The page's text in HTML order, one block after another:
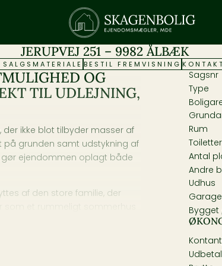
JERUPVEJ 251 – 9982 ÅLBÆK
BESTIL FREMVISNING
OG
TIL UDLEJNING,
ikke blot tilbyder masser af
grunden samt udstykning af
ejendommen oplagt både
af den store familie, der
eller udlejning til store
Sagsnr
Type
Rum
Toiletter
Antal
Andre
Udhus
Garage